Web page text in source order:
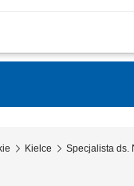
Twoje zadania:
Kielce Specjalista ds.